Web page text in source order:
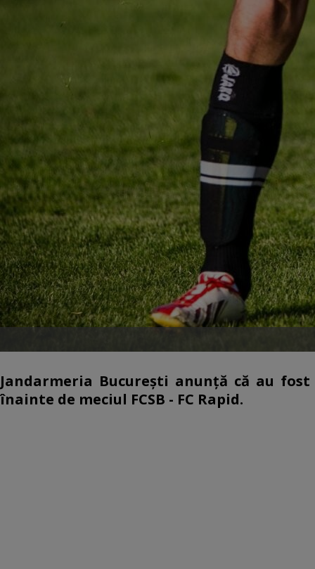
Jandarmeria Bucureşti anunță că au
înainte de meciul FCSB - FC Rapid.